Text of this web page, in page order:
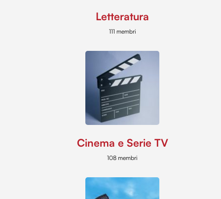
Letteratura
111 membri
Cinema e Serie TV
108 membri